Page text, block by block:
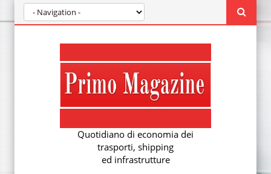
Quotidiano di economia dei
trasporti, shipping
ed infrastrutture